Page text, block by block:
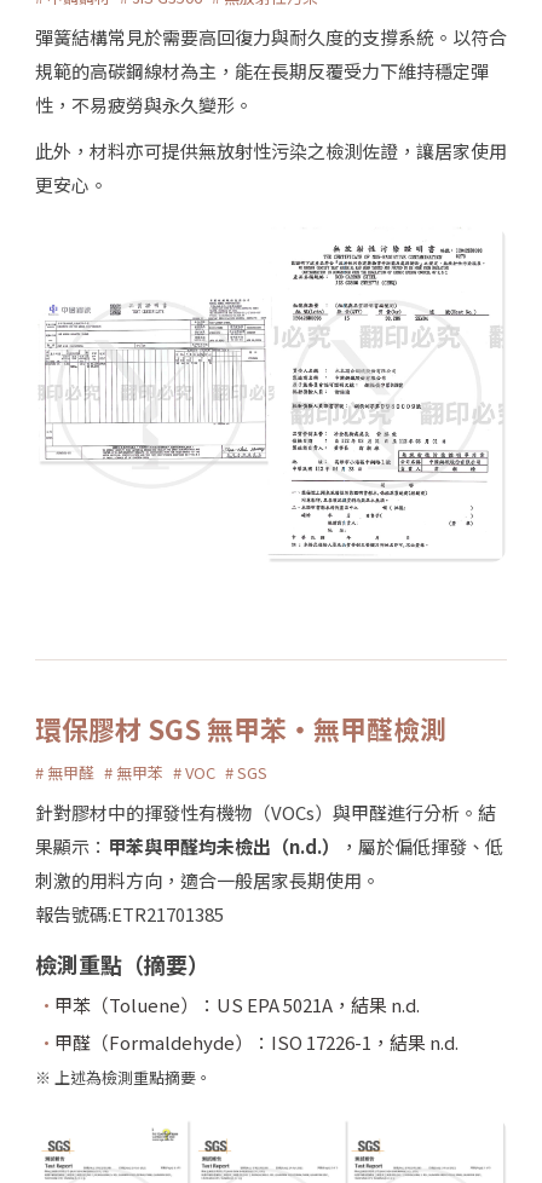
彈簧結構常見於需要高回復力與耐久度的支撐系統。以符合
規範的高碳鋼線材為主，能在長期反覆受力下維持穩定彈
性，不易疲勞與永久變形。
此外，材料亦可提供無放射性污染之檢測佐證，讓居家使用
更安心。
環保膠材 SGS 無甲苯・無甲醛檢測
# 無甲醛 # 無甲苯 # VOC # SGS
針對膠材中的揮發性有機物（VOCs）與甲醛進行分析。結
果顯示： 甲苯與甲醛均未檢出（n.d.）
，屬於偏低揮發、低
刺激的用料方向，適合一般居家長期使用。
報告號碼:ETR21701385
檢測重點（摘要）
甲苯（Toluene）：US EPA 5021A，結果 n.d.
甲醛（Formaldehyde）：ISO 17226-1，結果 n.d.
※ 上述為檢測重點摘要。